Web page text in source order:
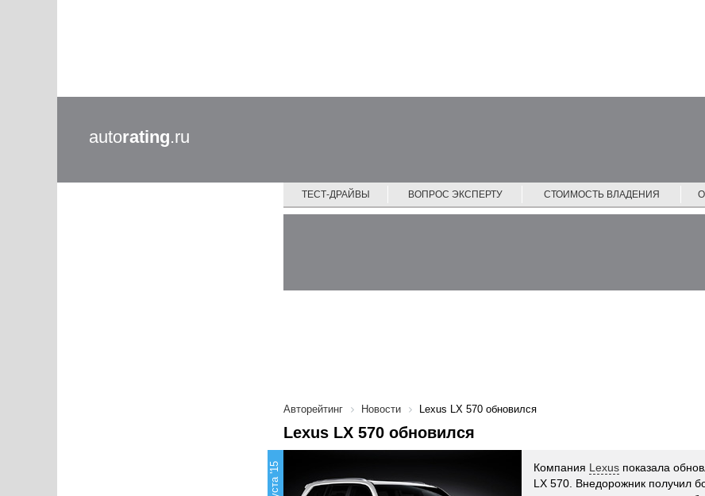
autorating.ru
ТЕСТ-ДРАЙВЫ ВОПРОС ЭКСПЕРТУ СТОИМОСТЬ ВЛАДЕНИЯ
Авторейтинг Новости Lexus LX 570 обновился
Lexus LX 570 обновился
Компания Lexus показала
LX 570. Внедорожник получил